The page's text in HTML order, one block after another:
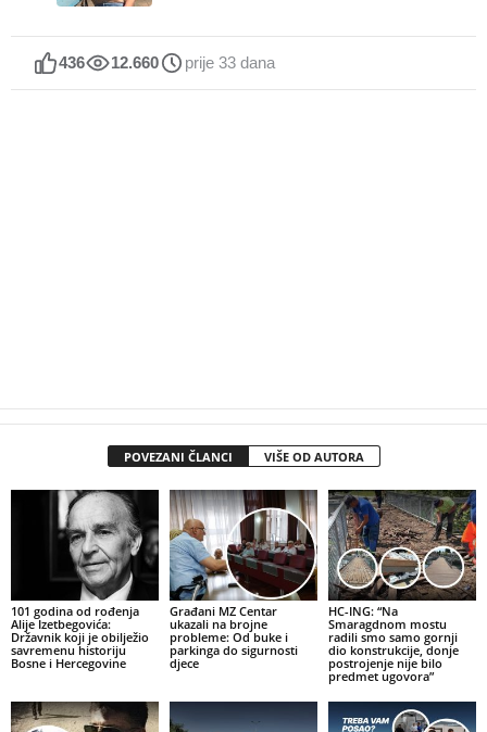
436 12.660 prije 33 dana
POVEZANI ČLANCI VIŠE OD AUTORA
101 godina od rođenja
Alije Izetbegovića:
Državnik koji je obilježio
savremenu historiju
Bosne i Hercegovine
Građani MZ Centar
ukazali na brojne
probleme: Od buke i
parkinga do sigurnosti
djece
HC-ING: “Na
Smaragdnom mostu
radili smo samo gornji
dio konstrukcije, donje
postrojenje nije bilo
predmet ugovora”